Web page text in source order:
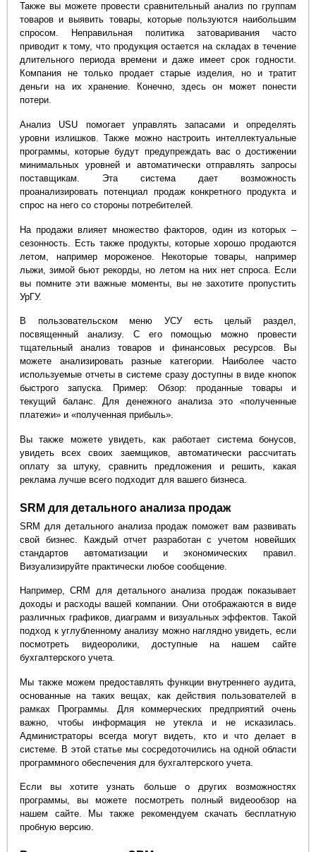
Также вы можете провести сравнительный анализ по группам
товаров и выявить товары, которые пользуются наибольшим
спросом. Неправильная политика затоваривания часто
приводит к тому, что продукция остается на складах в течение
длительного периода времени и даже имеет срок годности.
Компания не только продает старые изделия, но и тратит
деньги на их хранение. Конечно, здесь он может понести
потери.
Анализ USU помогает управлять запасами и определять
уровни излишков. Также можно настроить интеллектуальные
программы, которые будут предупреждать вас о достижении
минимальных уровней и автоматически отправлять запросы
поставщикам. Эта система дает возможность
проанализировать потенциал продаж конкретного продукта и
спрос на него со стороны потребителей.
На продажи влияет множество факторов, один из которых –
сезонность. Есть также продукты, которые хорошо продаются
летом, например мороженое. Некоторые товары, например
лыжи, зимой бьют рекорды, но летом на них нет спроса. Если
вы помните эти важные моменты, вы не захотите пропустить
УрГУ.
В пользовательском меню УСУ есть целый раздел,
посвященный анализу. С его помощью можно провести
тщательный анализ товаров и финансовых ресурсов. Вы
можете анализировать разные категории. Наиболее часто
используемые отчеты в системе сразу доступны в виде кнопок
быстрого запуска. Пример: Обзор: проданные товары и
текущий баланс. Для денежного анализа это «полученные
платежи» и «полученная прибыль».
Вы также можете увидеть, как работает система бонусов,
увидеть всех своих заемщиков, автоматически рассчитать
оплату за штуку, сравнить предложения и решить, какая
реклама лучше всего подходит для вашего бизнеса.
SRM для детального анализа продаж
SRM для детального анализа продаж поможет вам развивать
свой бизнес. Каждый отчет разработан с учетом новейших
стандартов автоматизации и экономических правил.
Визуализируйте практически любое сообщение.
Например, CRM для детального анализа продаж показывает
доходы и расходы вашей компании. Они отображаются в виде
различных графиков, диаграмм и визуальных эффектов. Такой
подход к углубленному анализу можно наглядно увидеть, если
посмотреть видеоролики, доступные на нашем сайте
бухгалтерского учета.
Мы также можем предоставлять функции внутреннего аудита,
основанные на таких вещах, как действия пользователей в
рамках Программы. Для коммерческих предприятий очень
важно, чтобы информация не утекла и не исказилась.
Администраторы всегда могут видеть, кто и что делает в
системе. В этой статье мы сосредоточились на одной области
программного обеспечения для бухгалтерского учета.
Если вы хотите узнать больше о других возможностях
программы, вы можете посмотреть полный видеообзор на
нашем сайте. Мы также рекомендуем скачать бесплатную
пробную версию.